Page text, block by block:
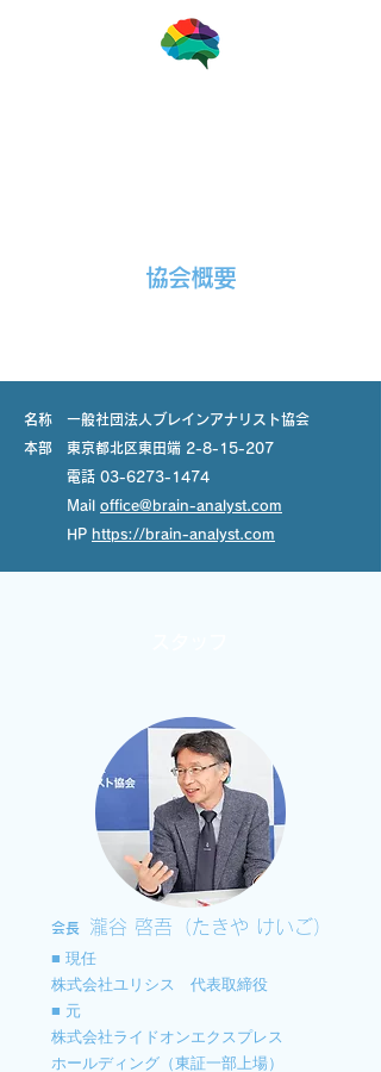
協会概要
名称 一般社団法人ブレインアナリスト協会
​本部 東京都北区東田端 2-8-15-207
電話 03-6273-1474
Mail office@brain-analyst.com
HP https://brain-analyst.com
会長 瀧谷 啓吾（たきや けいご）
■ 現任
株式会社ユリシス 代表取締役
■ 元
​株式会社ライドオンエクスプレス
ホールディング（東証一部上場）